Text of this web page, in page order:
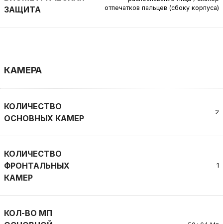
ЗАЩИТА
отпечатков пальцев (сбоку корпуса)
КАМЕРА
КОЛИЧЕСТВО
ОСНОВНЫХ КАМЕР
2
КОЛИЧЕСТВО
ФРОНТАЛЬНЫХ
КАМЕР
1
КОЛ-ВО МП